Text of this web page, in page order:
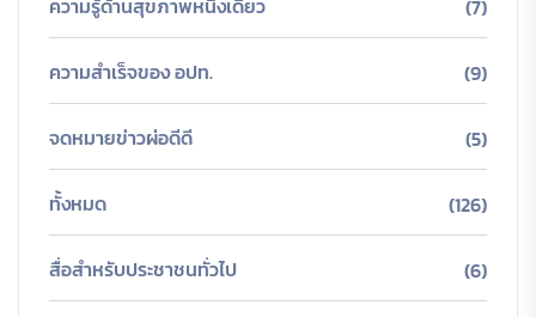
(7)
ความสำเร็จของ อปท. (9)
จดหมายข่าวผ่อดีดี (5)
ทั้งหมด (126)
สื่อสำหรับประชาชนทั่วไป (6)